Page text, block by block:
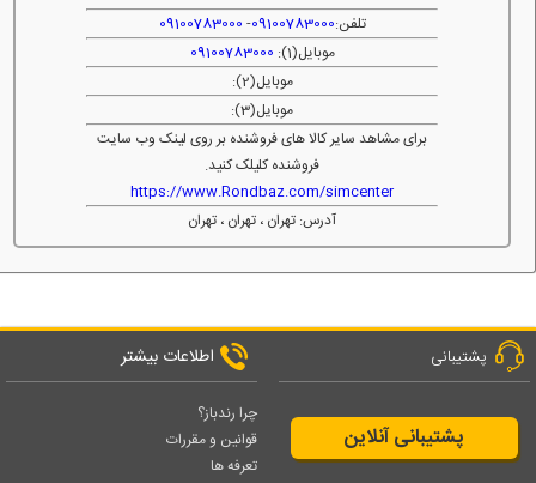
تلفن:09100783000
-
09100783000
موبایل(1):
09100783000
موبایل(2):
موبایل(3):
برای مشاهد سایر کالا های فروشنده بر روی لینک وب سایت
فروشنده کلیلک کنید.
https://www.Rondbaz.com/simcenter
آدرس: تهران ، تهران ، تهران
پشتیبانی
پشتیبانی آنلاین
اطلاعات بیشتر
چرا رندباز؟
قوانین و مقررات
تعرفه ها